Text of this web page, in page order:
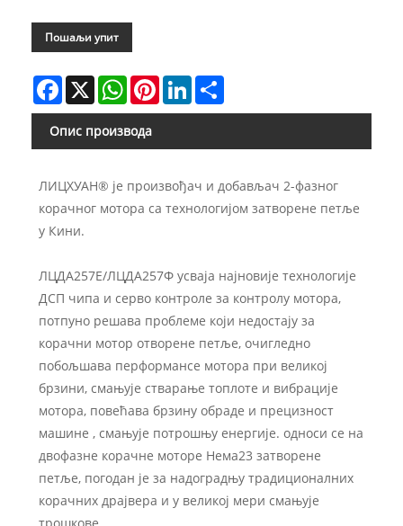
Пошаљи упит
Facebook
X WhatsAppPinterestLinkedIn
Опис производа
ЛИЦХУАН® је произвођач и добављач 2-фазног
корачног мотора са технологијом затворене петље
у Кини.
ЛЦДА257Е/ЛЦДА257Ф усваја најновије технологије
ДСП чипа и серво контроле за контролу мотора,
потпуно решава проблеме који недостају за
корачни мотор отворене петље, очигледно
побољшава перформансе мотора при великој
брзини, смањује стварање топлоте и вибрације
мотора, повећава брзину обраде и прецизност
машине , смањује потрошњу енергије. односи се на
двофазне корачне моторе Нема23 затворене
петље, погодан је за надоградњу традиционалних
корачних драјвера и у великој мери смањује